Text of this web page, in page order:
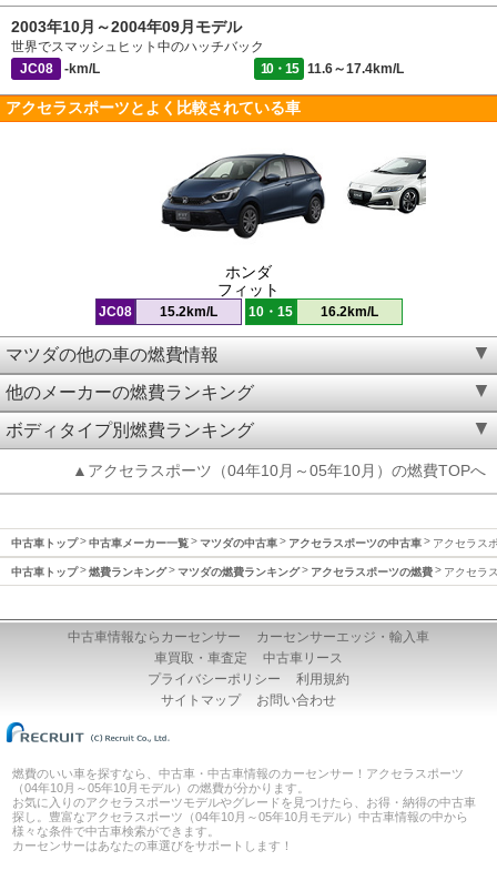
2003年10月～2004年09月モデル
世界でスマッシュヒット中のハッチバック
JC08
-km/L 10・15 11.6～17.4km/L
アクセラスポーツとよく比較されている車
ホンダ
フィット
JC08 15.2km/L 10・15 16.2km/L
マツダの他の車の燃費情報
他のメーカーの燃費ランキング
ボディタイプ別燃費ランキング
▲アクセラスポーツ（04年10月～05年10月）の燃費TOPへ
中古車トップ 中古車メーカー一覧 マツダの中古車 アクセラスポーツの中古車 アクセラス
中古車トップ 燃費ランキング マツダの燃費ランキング アクセラスポーツの燃費 アクセラ
中古車情報ならカーセンサー
カーセンサーエッジ・輸入車
車買取・車査定
中古車リース
プライバシーポリシー
利用規約
サイトマップ
お問い合わせ
燃費のいい車を探すなら、中古車・中古車情報のカーセンサー！アクセラスポーツ
（04年10月～05年10月モデル）の燃費が分かります。
お気に入りのアクセラスポーツモデルやグレードを見つけたら、お得・納得の中古車
探し。豊富なアクセラスポーツ（04年10月～05年10月モデル）中古車情報の中から
様々な条件で中古車検索ができます。
カーセンサーはあなたの車選びをサポートします！